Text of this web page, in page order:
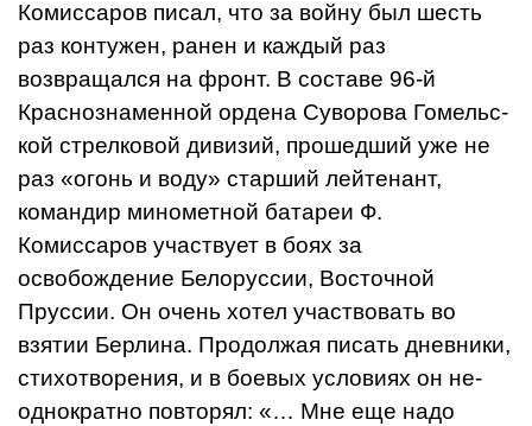
Комиссаров писал, что за войну был шесть
раз контужен, ранен и каждый раз
возвращался на фронт. В составе 96-й
Краснозна­менной ордена Суворова Гомельс­
кой стрелковой дивизий, прошедший уже не
раз «огонь и воду» старший лейтенант,
командир минометной батареи Ф.
Комиссаров участвует в боях за
освобождение Белоруссии, Восточной
Пруссии. Он очень хотел участвовать во
взятии Берлина. Про­должая писать дневники,
стихотво­рения, и в боевых условиях он не­
однократно повторял: «… Мне еще надо